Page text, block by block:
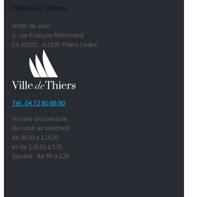
Hôtel de ville
1, rue François Mitterrand
CS 60201 - 63300 Thiers Cedex
Tél. 04 73 80 88 80
Horaire d'ouverture:
Du lundi au vendredi
de 8h30 à 12h30
et de 13h30 à 17h
Samedi : de 9h à 12h